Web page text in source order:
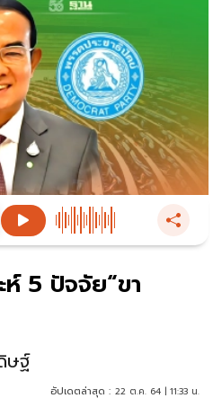
ห์ 5 ปัจจัย“ขา
ษฐ์
อัปเดตล่าสุด : 22 ต.ค. 64 | 11:33 น.